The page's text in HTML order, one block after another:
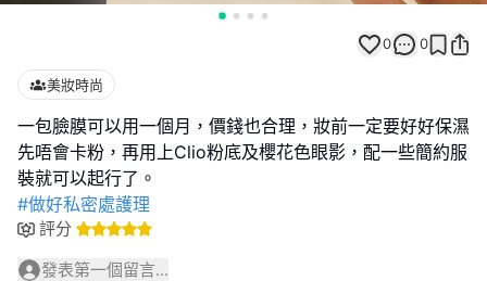
0 0
美妝時尚
一包臉膜可以用一個月，價錢也合理，妝前一定要好好保濕
先唔會卡粉，再用上Clio粉底及櫻花色眼影，配一些簡約服
#做好私密處護理
評分
發表第一個留言...